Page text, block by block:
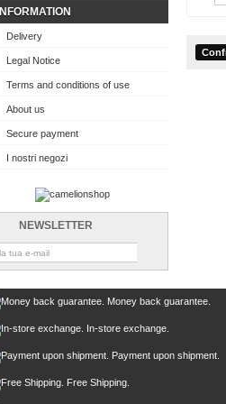
INFORMATION
Delivery
Legal Notice
Terms and conditions of use
About us
Secure payment
I nostri negozi
NEWSLETTER
Money back guarantee.
In-store exchange.
Payment upon shipment.
Free Shipping.